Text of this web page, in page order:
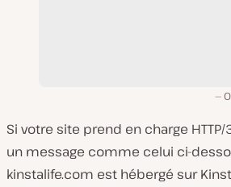
Si votre site prend en charge
un message comme celui ci-
kinstalife.com est hébergé sur